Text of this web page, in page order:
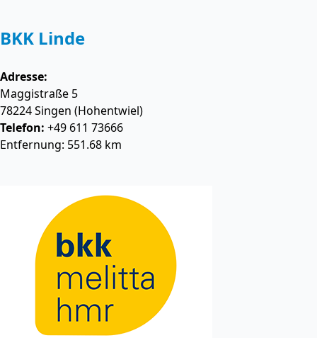
BKK Linde
Adresse:
Maggistraße 5
78224Singen (Hohentwiel)
Telefon: +49 611 73666
Entfernung: 551.68 km